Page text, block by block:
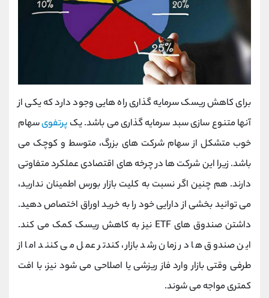
برای کاهش ریسک سرمایه گذاری راه هایی وجود دارد که یکی از
آنها متنوع سازی سبد سرمایه گذاری می باشد. یک پرتفویسهام
خوب متشکل از سهام شرکت های بزرگ، متوسط و کوچک می
باشد. زیرا این شرکت ها در چرخه های اقتصادی عملکرد متفاوتی
دارند. هم چنین اگر نسبت به کلیت بازار بورس اطمینان ندارید،
می توانید بخشی از دارایی خود را به خرید اوراق اختصاص دهید.
داشتن صندوق های ETF نیز به کاهش ریسک کمک می کند.
این صندوق ها در زمان رشد بازار، کندتر عمل می کنند اما از
طرفی وقتی بازار وارد فاز ریزشی یا اصلاحی می شود نیز، با افت
کمتری مواجه می شوند.